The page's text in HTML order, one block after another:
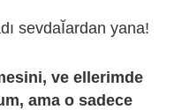
sevdaῘardan yana!
ve ellerimde
ama o sadece